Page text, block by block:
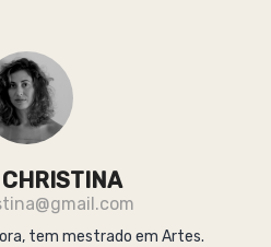
tem mestrado em Artes.